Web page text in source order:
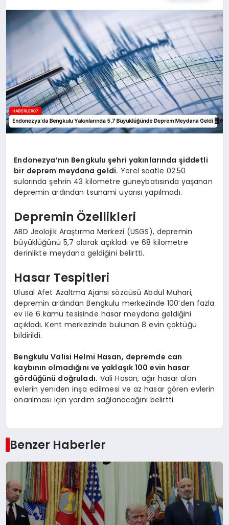
DIĞER
Endonezya’nın Bengkulu şehri yakınlarında şiddetli
bir deprem meydana geldi. Yerel saatle 02.50
sularında şehrin 43 kilometre güneybatısında yaşanan
depremin ardından tsunami uyarısı yapılmadı.
Depremin Özellikleri
ABD Jeolojik Araştırma Merkezi (USGS), depremin
büyüklüğünü 5,7 olarak açıkladı ve 68 kilometre
derinlikte meydana geldiğini belirtti.
Hasar Tespitleri
Ulusal Afet Azaltma Ajansı sözcüsü Abdul Muhari,
depremin ardından Bengkulu merkezinde 100’den fazla
ev ile 6 kamu tesisinde hasar meydana geldiğini
açıkladı. Kent merkezinde bulunan 8 evin çöktüğü
bildirildi.
Bengkulu Valisi Helmi Hasan, depremde can
kaybının olmadığını ve yaklaşık 100 evin hasar
gördüğünü doğruladı. Vali Hasan, ağır hasar alan
evlerin yeniden inşa edilmesi ve az hasar gören evlerin
onarılması için yardım sağlanacağını belirtti.
Benzer Haberler